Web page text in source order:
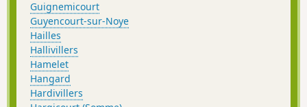
Guignemicourt
Guyencourt-sur-Noye
Hailles
Hallivillers
Hamelet
Hangard
Hardivillers